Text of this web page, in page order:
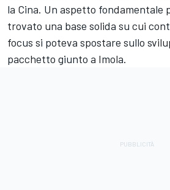
la Cina. Un aspetto fondamentale
trovato una base solida su cui
focus si poteva spostare sullo
pacchetto giunto a Imola.